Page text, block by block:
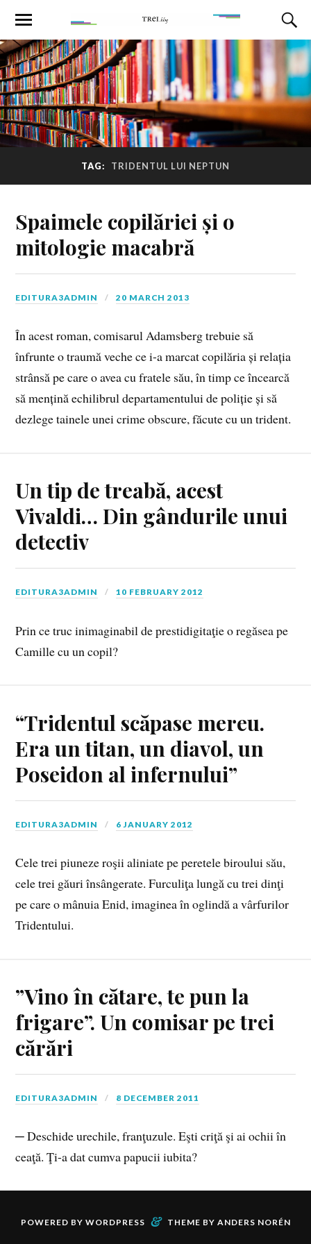
TAG: TRIDENTUL LUI NEPTUN
Spaimele copilăriei și o
mitologie macabră
EDITURA3ADMIN 20 MARCH 2013
În acest roman, comisarul Adamsberg trebuie să
înfrunte o traumă veche ce i-a marcat copilăria și relația
strânsă pe care o avea cu fratele său, în timp ce încearcă
să mențină echilibrul departamentului de poliție și să
dezlege tainele unei crime obscure, făcute cu un trident.
Un tip de treabă, acest
Vivaldi… Din gândurile unui
detectiv
EDITURA3ADMIN 10 FEBRUARY 2012
Prin ce truc inimaginabil de prestidigitaţie o regăsea pe
Camille cu un copil?
“Tridentul scăpase mereu.
Era un titan, un diavol, un
Poseidon al infernului”
EDITURA3ADMIN 6 JANUARY 2012
Cele trei piuneze roşii aliniate pe peretele biroului său,
cele trei găuri însângerate. Furculiţa lungă cu trei dinţi
pe care o mânuia Enid, imaginea în oglindă a vârfurilor
Tridentului.
”Vino în cătare, te pun la
frigare”. Un comisar pe trei
cărări
EDITURA3ADMIN 8 DECEMBER 2011
─ Deschide urechile, franţuzule. Eşti criţă şi ai ochii în
ceaţă. Ţi-a dat cumva papucii iubita?
POWERED BY WORDPRESS & THEME BY ANDERS NORÉN